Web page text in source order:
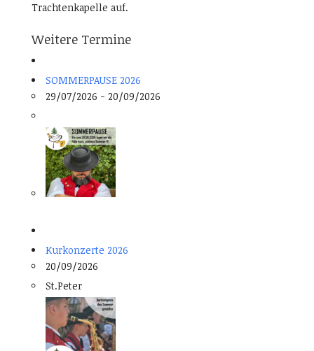
Trachtenkapelle auf.
Weitere Termine
SOMMERPAUSE 2026
29/07/2026 - 20/09/2026
Kurkonzerte 2026
20/09/2026
St.Peter